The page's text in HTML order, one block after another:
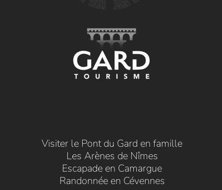
Visiter le Pont du Gard en famille
Les Arènes de Nîmes
Escapade en Camargue
Randonnée en Cévennes